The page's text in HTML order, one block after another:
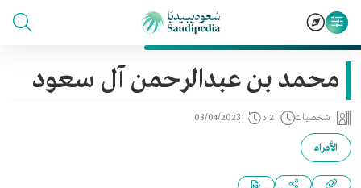
محمد بن عبدالرحمن آل سعود
شخصيات 2 د 03/04/2023
الأمراء